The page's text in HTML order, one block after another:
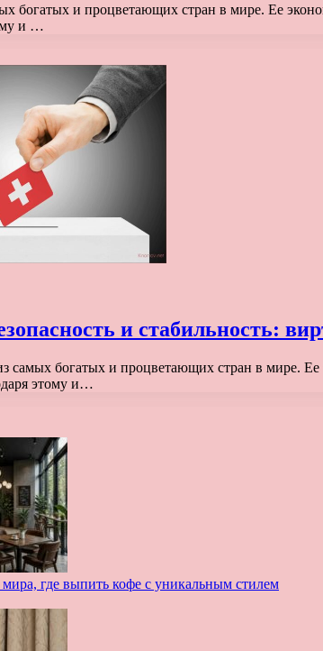
богатых и процветающих стран в мире. Ее
и …
и стабильность:
богатых и процветающих стран в мире. Ее
этому и…
где выпить кофе с уникальным стилем